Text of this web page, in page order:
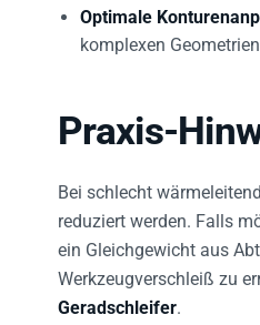
Optimale
komplexen Geometrien.
Praxis-
Bei schlecht
reduziert werden. Falls
ein Gleichgewicht aus
Werkzeugverschleiß zu
Geradschleifer